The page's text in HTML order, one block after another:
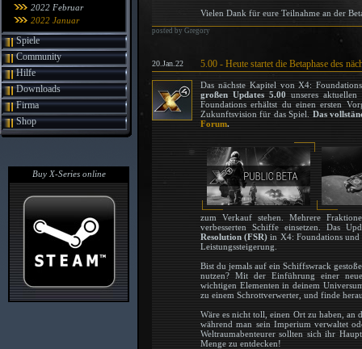
2022 Februar
2022 Januar
Spiele
Community
Hilfe
Downloads
Firma
Shop
Buy X-Series online
Vielen Dank für eure Teilnahme an der
posted by Gregory
20.Jan.22 5.00 - Heute startet die Betaphase des
Das nächste Kapitel von X4:
großen Updates 5.00unseres aktuellen
Foundations erhältst du einen ersten
Zukunftsvision für das Spiel.Das
Forum.
zum Verkauf stehen. Mehrere
verbesserten Schiffe einsetzen. Das
Resolution (FSR) in X4: Foundations und
Leistungssteigerung.
Bist du jemals auf ein Schiffswrack
nutzen? Mit der Einführung einer
wichtigen Elementen in deinem
zu einem Schrottverwerter, und finde
Wäre es nicht toll, einen Ort zu haben, an
während man sein Imperium verwaltet
Weltraumabenteurer sollten sich ihr
Menge zu entdecken!